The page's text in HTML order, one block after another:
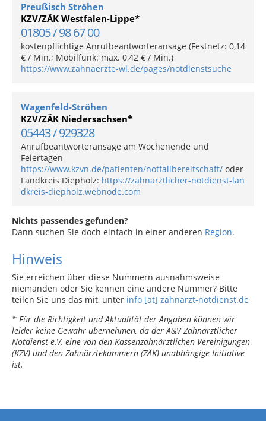
Preußisch Ströhen
KZV/ZÄK Westfalen-Lippe*
01805 / 98 67 00
kostenpflichtige Anrufbeantworteransage (Festnetz: 0,14
€ / Min.; Mobilfunk: max. 0,42 € / Min.)
https://www.zahnaerzte-wl.de/pages/notdienstsuche
Wagenfeld-Ströhen
KZV/ZÄK Niedersachsen*
05443 / 929328
Anrufbeantworteransage am Wochenende und
Feiertagen
https://www.kzvn.de/patienten/notfallbereitschaft/ oder
Landkreis Diepholz: https://zahnarztlicher-notdienst-lan
dkreis-diepholz.webnode.com
Nichts passendes gefunden?
Dann suchen Sie doch einfach in einer anderen Region.
Hinweis
Sie erreichen über diese Nummern ausnahmsweise
niemanden oder Sie kennen eine andere Nummer? Bitte
teilen Sie uns das mit, unter info [at] zahnarzt-notdienst.de
* Für die Richtigkeit und Aktualität der Angaben können wir
leider keine Gewähr übernehmen, da der A&V Zahnärztlicher
Notdienst e.V. eine von den Kassenzahnärztlichen Vereinigungen
(KZV) und den Zahnärztekammern (ZÄK) unabhängige Initiative
ist.